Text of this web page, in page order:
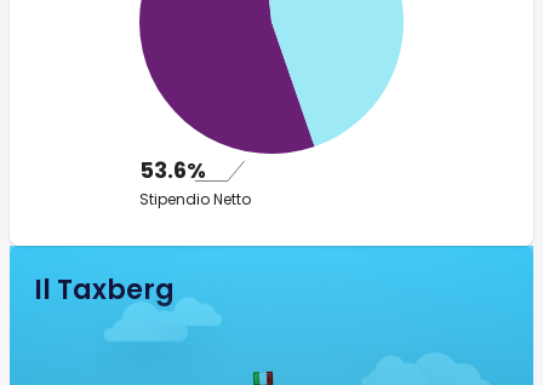
53.6%
Stipendio Netto
Il Taxberg